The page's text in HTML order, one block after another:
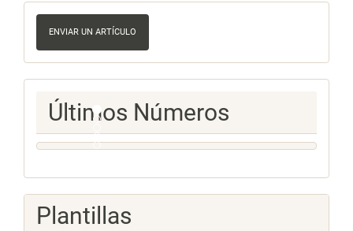
Enviar
un
artículo
ENVIAR UN ARTÍCULO
Ultimos
Numeros
Últimos Números
Plantillas